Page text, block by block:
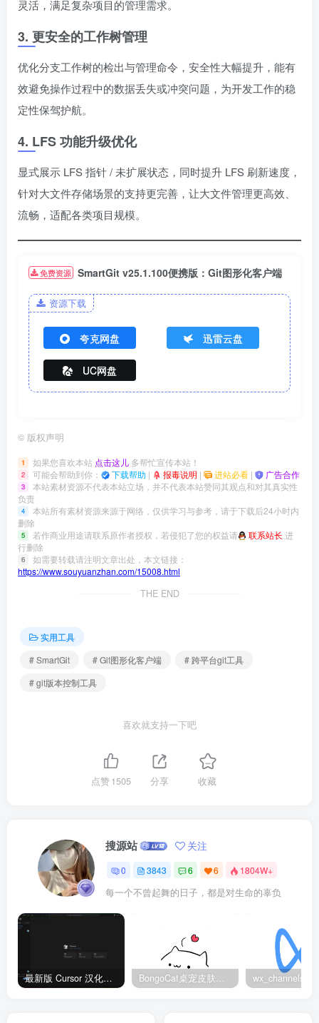
灵活，满足复杂项目的管理需求。
3. 更安全的工作树管理
优化分支工作树的检出与管理命令，安全性大幅提升，能有
效避免操作过程中的数据丢失或冲突问题，为开发工作的稳
定性保驾护航。
4. LFS 功能升级优化
显式展示 LFS 指针 / 未扩展状态，同时提升 LFS 刷新速度，
针对大文件存储场景的支持更完善，让大文件管理更高效、
流畅，适配各类项目规模。
免费资源 SmartGit v25.1.100便携版：Git图形化客户端
资源下载
夸克网盘 迅雷云盘
UC网盘
© 版权声明
1 如果您喜欢本站 点击这儿 多帮忙宣传本站！
2 可能会帮助到你： 下载帮助 | 报毒说明 | 进站必看 | 广告合作
3
本站素材资源不代表本站立场，并不代表本站赞同其观点和对其真实性
负责
4
本站所有素材资源来源于网络，仅供学习与参考，请于下载后24小时内
删除
5 若作商业用途请联系原作者授权，若侵犯了您的权益请 联系站长 进
行删除
6
如需要转载请注明文章出处，本文链接：
https://www.souyuanzhan.com/15008.html
THE END
实用工具
# SmartGit
# Git图形化客户端
# 跨平台git工具
# git版本控制工具
喜欢就支持一下吧
点赞1505 分享 收藏
搜源站 关注
0 3843 6 6 1804W+
每一个不曾起舞的日子，都是对生命的辜负
最新版 Cursor 汉化设置中文教程（两种简单方法，附中文语言包下载） BongoCat桌宠皮肤包大全：20款主题皮肤免费下载